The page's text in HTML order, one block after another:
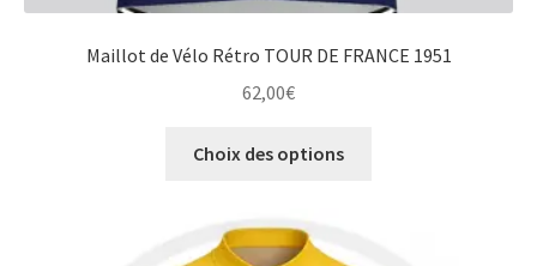
Maillot de Vélo Rétro TOUR DE FRANCE 1951
62,00€
Choix des options